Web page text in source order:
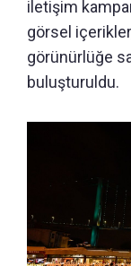
iletişim
görsel
görünürlüğe
buluşturuldu.